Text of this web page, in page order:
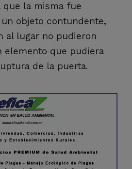
que la misma fue
objeto contundente,
al lugar no pudieron
elemento que pudiera
de la puerta.